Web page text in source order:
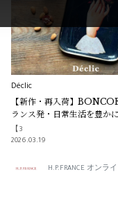
Déclic
【新作・再入荷】
ランス発・日常生活を豊か
テリア -｜Déclic
【3
2026.03.19
H.P.FRANCE オンラ